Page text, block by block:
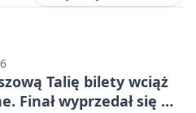
Talię bilety wciąż
Finał wyprzedał się w